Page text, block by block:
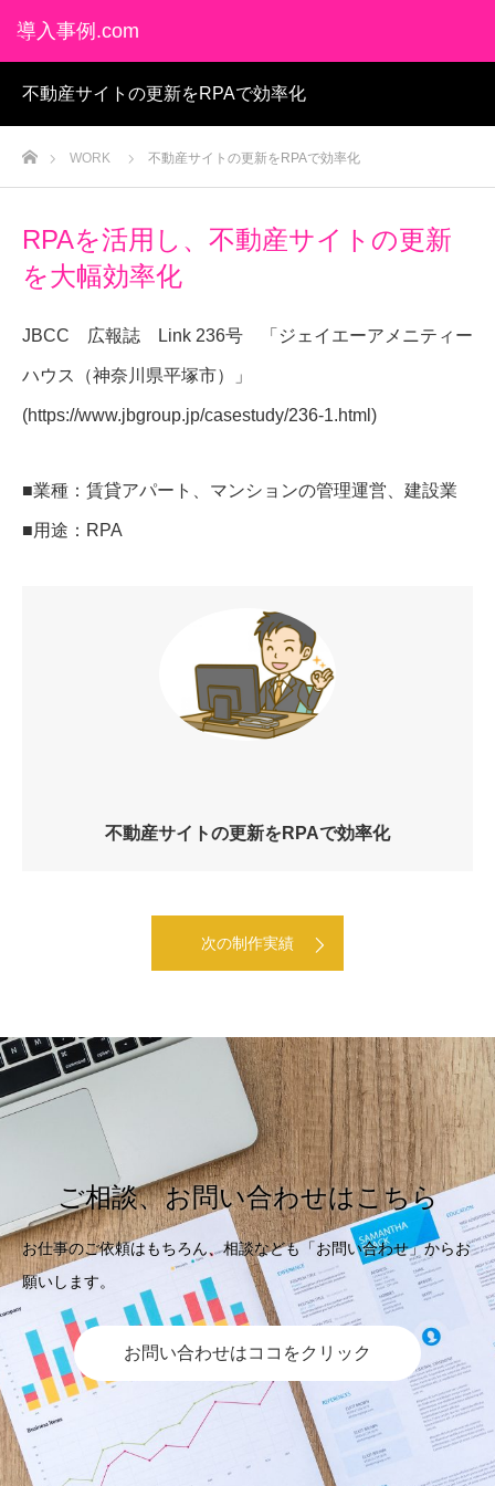
導入事例.com
不動産サイトの更新をRPAで効率化
ホームWORK 不動産サイトの更新をRPAで効率化
RPAを活用し、不動産サイトの更新
を大幅効率化
JBCC 広報誌 Link 236号 「ジェイエーアメニティー
ハウス（神奈川県平塚市）」
(https://www.jbgroup.jp/casestudy/236-1.html)
■業種：賃貸アパート、マンションの管理運営、建設業
■用途：RPA
不動産サイトの更新をRPAで効率化
次の制作実績
ご相談、お問い合わせはこちら
お仕事のご依頼はもちろん、相談なども「お問い合わせ」からお
願いします。
お問い合わせはココをクリック